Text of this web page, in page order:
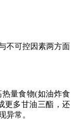
可控因素两方面
量食物(如油炸食
更多甘油三酯，还
异常。